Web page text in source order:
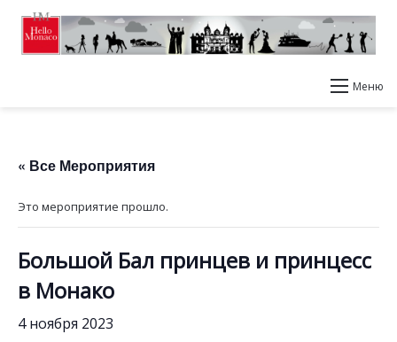
Меню
« Все Мероприятия
Это мероприятие прошло.
Большой Бал принцев и принцесс
в Монако
4 ноября 2023